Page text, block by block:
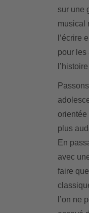
sur une
musical
l’écrire
pour les
plus
En
avec
faire
l’on ne